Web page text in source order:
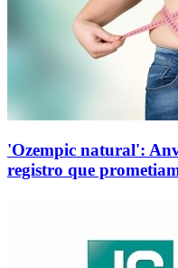
'Ozempic natural':
registro que